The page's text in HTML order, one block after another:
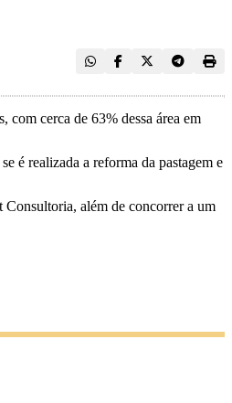
com cerca de 63% dessa área em
é realizada a reforma da pastagem e
Consultoria, além de concorrer a um